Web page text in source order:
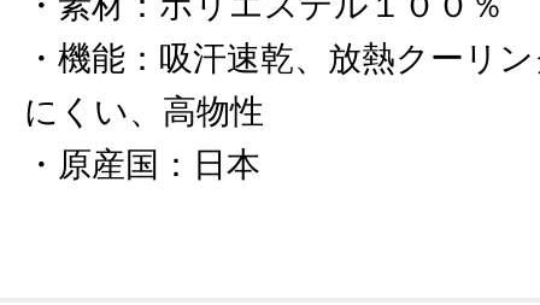
機能 ： 吸汗速乾、放熱クーリ
にくい、高物性
原産国 ： 日本